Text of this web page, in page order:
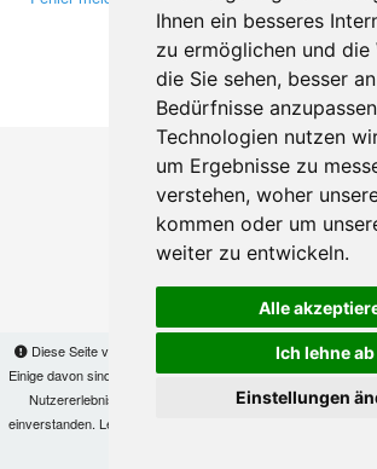
Ihnen ein besseres
zu ermöglichen und die
die Sie sehen, besser
Bedürfnisse
Technologien nutzen
um Ergebnisse zu
verstehen, woher
kommen oder um
weiter zu entwickeln.
Alle
Ich lehne ab
Einstellungen
Diese Seite verwendet Cookies, um Informationen auf
Einige davon sind notwendig, damit unsere Seite funktioniert,
Nutzererlebnis zu verbessern. Mit der Nutzung dieser Seite
einverstanden. Lesen Sie unsere
Google+
Makis© Copyright 2026